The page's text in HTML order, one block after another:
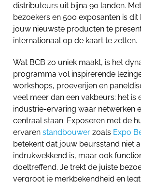
distributeurs uit bijna 90 landen.
bezoekers en 500 exposanten is
jouw nieuwste producten te
internationaal op de kaart te zetten.
Wat BCB zo uniek maakt, is het
programma vol inspirerende
workshops, proeverijen en
veel meer dan een vakbeurs: het is
industrie-ervaring waar netwerken
centraal staan. Exposeren met de
ervaren standbouwer zoals Expo
betekent dat jouw beursstand niet
indrukwekkend is, maar ook
doeltreffend. Je trekt de juiste
vergroot je merkbekendheid en